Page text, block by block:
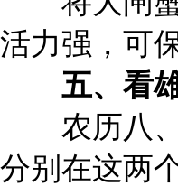
活力强，可
五、看
农历八、
分别在这两